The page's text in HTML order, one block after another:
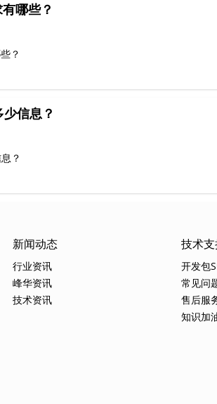
哪些？
？
信息？
？
新闻动态
行业资讯
峰华资讯
技术资讯
技术
开发包
常见问
售后服
知识加